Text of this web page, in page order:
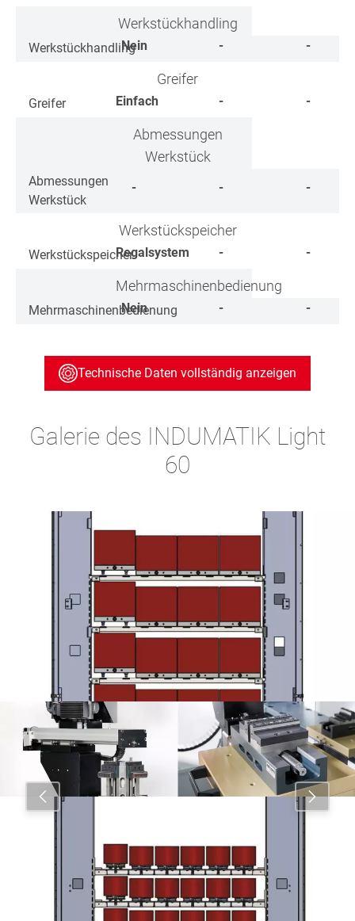
Werkstückhandling
WerkstückhandlingNein - -
Greifer
Greifer Einfach - -
Abmessungen
Werkstück
Abmessungen
Werkstück
- - -
Werkstückspeicher
WerkstückspeicherRegalsystem - -
Mehrmaschinenbedienung
Mehrmaschinenbedienung
Nein - -
Technische Daten vollständig anzeigen
Galerie des INDUMATIK Light
60